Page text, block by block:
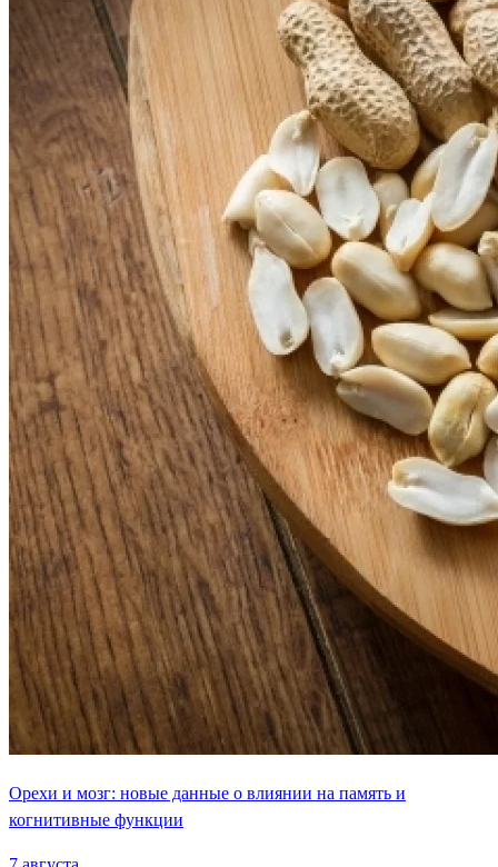
Орехи и мозг: новые данные о влиянии на память и
когнитивные функции